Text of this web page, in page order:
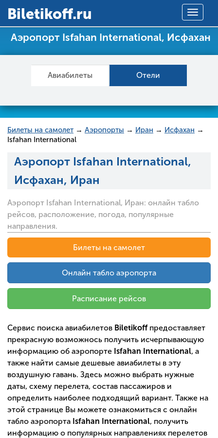
Toggle
Вiletikoff.ru
Аэропорт Isfahan International, Исфахан
Авиабилеты Отели
Билеты на самолет → Аэропорты → Иран → Исфахан →
Isfahan International
Аэропорт Isfahan International,
Исфахан, Иран
Аэропорт Isfahan International, Иран: онлайн табло
рейсов, расположение, погода, популярные
направления.
Билеты на самолет
Онлайн табло аэропорта
Расписание рейсов
Сервис поиска авиабилетов Biletikoffпредоставляет
прекрасную возможнось получить исчерпывающую
информацию об аэропорте Isfahan International, а
также найти самые дешевые авиабилеты в эту
воздушную гавань. Здесь можно выбрать нужные
даты, схему перелета, состав пассажиров и
определить наиболее подходящий вариант. Также на
этой странице Вы можете ознакомиться с онлайн
табло аэропорта Isfahan International, получить
информацию о популярных направлениях перелетов